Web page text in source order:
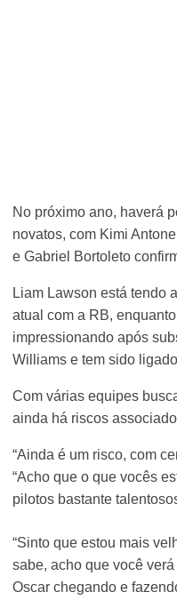
No próximo ano, haverá
novatos, com Kimi
e Gabriel Bortoleto
Liam Lawson está tendo
atual com a RB,
impressionando após
Williams e tem sido
Com várias equipes
ainda há riscos
“Ainda é um risco, com
“Acho que o que vocês
pilotos bastante
“Sinto que estou mais
sabe, acho que você
Oscar chegando e